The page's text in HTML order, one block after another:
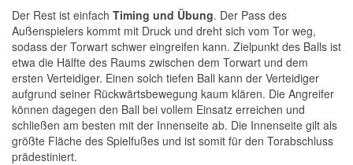
Der Rest ist einfach Timing und Übung. Der Pass des
Außenspielers kommt mit Druck und dreht sich vom Tor weg,
sodass der Torwart schwer eingreifen kann. Zielpunkt des Balls ist
etwa die Hälfte des Raums zwischen dem Torwart und dem
ersten Verteidiger. Einen solch tiefen Ball kann der Verteidiger
aufgrund seiner Rückwärtsbewegung kaum klären. Die Angreifer
können dagegen den Ball bei vollem Einsatz erreichen und
schließen am besten mit der Innenseite ab. Die Innenseite gilt als
größte Fläche des Spielfußes und ist somit für den Torabschluss
prädestiniert.